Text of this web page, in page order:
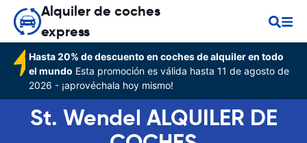
Alquiler de coches
express
Hasta 20% de descuento en coches de alquiler en todo
el mundo Esta promoción es válida hasta 11 de agosto de
2026 - ¡aprovéchala hoy mismo!
St. Wendel ALQUILER DE